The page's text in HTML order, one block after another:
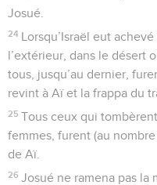
Josué.
24 Lorsqu’Israël eut
l’extérieur, dans le désert
tous, jusqu’au dernier,
revint à Aï et la frappa du
25 Tous ceux qui
femmes, furent (au
de Aï.
26 Josué ne ramena pas la